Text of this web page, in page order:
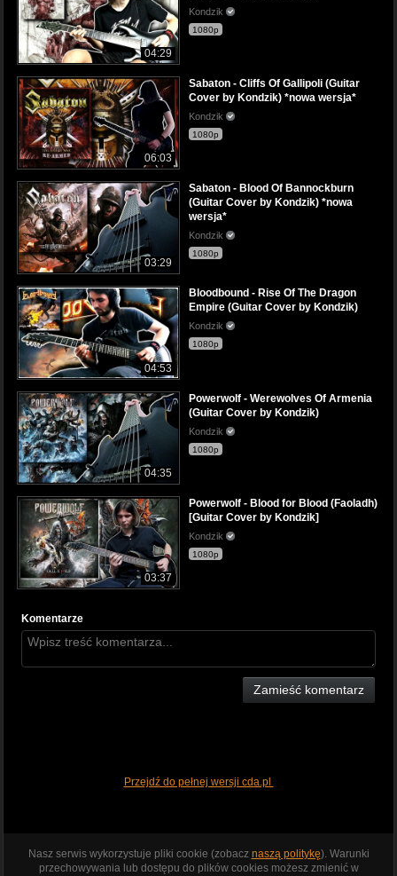
04:29
Kondzik
1080p
06:03
Sabaton - Cliffs Of Gallipoli (Guitar
Cover by Kondzik) *nowa wersja*
Kondzik
1080p
03:29
Sabaton - Blood Of Bannockburn
(Guitar Cover by Kondzik) *nowa
wersja*
Kondzik
1080p
04:53
Bloodbound - Rise Of The Dragon
Empire (Guitar Cover by Kondzik)
Kondzik
1080p
04:35
Powerwolf - Werewolves Of Armenia
(Guitar Cover by Kondzik)
Kondzik
1080p
03:37
Powerwolf - Blood for Blood (Faoladh)
[Guitar Cover by Kondzik]
Kondzik
1080p
Komentarze
Zamieść komentarz
Przejdź do pełnej wersji cda.pl
Nasz serwis wykorzystuje pliki cookie (zobacz naszą politykę). Warunki
przechowywania lub dostępu do plików cookies możesz zmienić w